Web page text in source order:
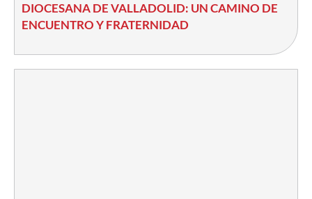
DIOCESANA DE VALLADOLID: UN CAMINO DE
ENCUENTRO Y FRATERNIDAD